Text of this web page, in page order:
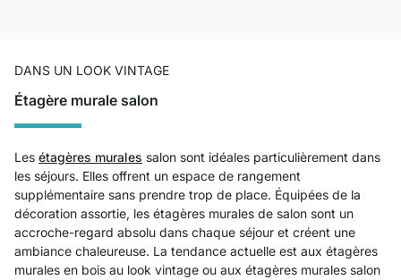
DANS UN LOOK VINTAGE
Étagère murale salon
Les étagères murales salon sont idéales particulièrement dans
les séjours. Elles offrent un espace de rangement
supplémentaire sans prendre trop de place. Équipées de la
décoration assortie, les étagères murales de salon sont un
accroche-regard absolu dans chaque séjour et créent une
ambiance chaleureuse. La tendance actuelle est aux étagères
murales en bois au look vintage ou aux étagères murales salon